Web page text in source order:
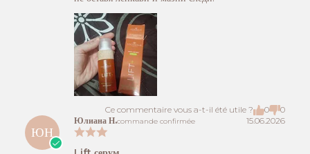
Ce commentaire vous a-t-il été utile ? 0 0
ЮН
Юлиана Н.commande confirmée 15.06.2026